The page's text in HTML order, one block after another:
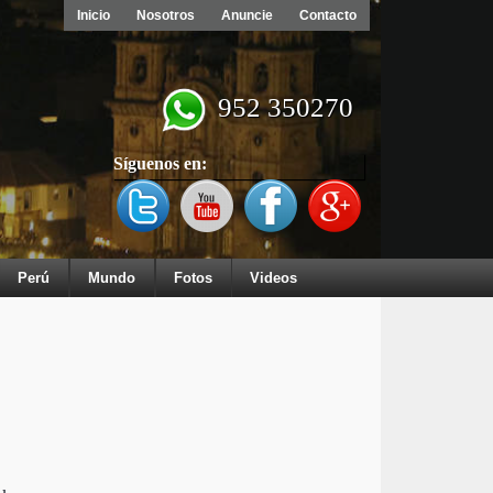
Inicio Nosotros Anuncie Contacto
952 350270
Síguenos en:
Perú Mundo Fotos Videos